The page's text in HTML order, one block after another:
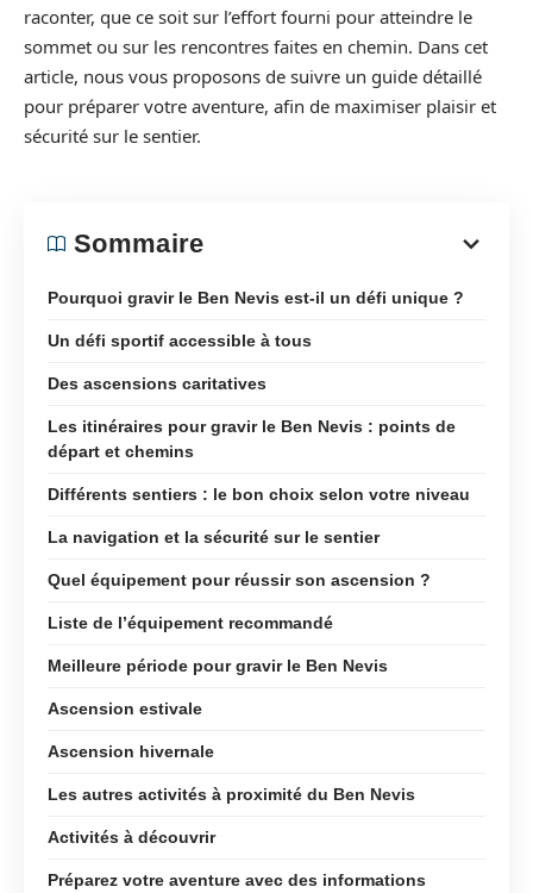
raconter, que ce soit sur l’effort fourni pour atteindre le
sommet ou sur les rencontres faites en chemin. Dans cet
article, nous vous proposons de suivre un guide détaillé
pour préparer votre aventure, afin de maximiser plaisir et
sécurité sur le sentier.
Sommaire
Pourquoi gravir le Ben Nevis est-il un défi unique ?
Un défi sportif accessible à tous
Des ascensions caritatives
Les itinéraires pour gravir le Ben Nevis : points de
départ et chemins
Différents sentiers : le bon choix selon votre niveau
La navigation et la sécurité sur le sentier
Quel équipement pour réussir son ascension ?
Liste de l’équipement recommandé
Meilleure période pour gravir le Ben Nevis
Ascension estivale
Ascension hivernale
Les autres activités à proximité du Ben Nevis
Activités à découvrir
Préparez votre aventure avec des informations